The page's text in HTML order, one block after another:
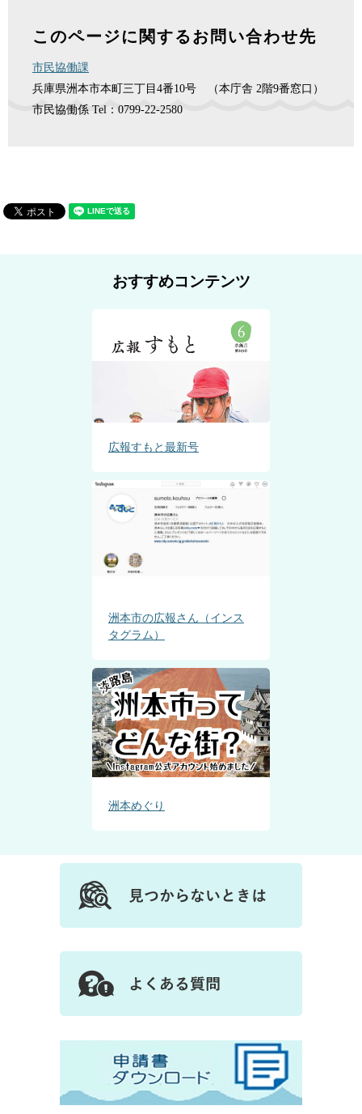
このページに関するお問い合わせ先
市民協働課
兵庫県洲本市本町三丁目4番10号 （本庁舎 2階9番窓口）
市民協働係 Tel：0799-22-2580
おすすめコンテンツ
広報すもと最新号
洲本市の広報さん（インス
タグラム）
洲本めぐり